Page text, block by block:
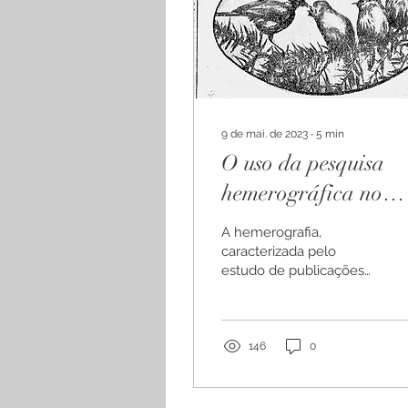
9 de mai. de 2023 ∙ 5 min
O uso da pesquisa
hemerográfica no
contexto ambiental
A hemerografia,
caracterizada pelo
estudo de publicações
dados,...
146 0